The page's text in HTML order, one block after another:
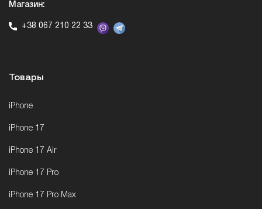
Магазин:
+38 067 210 22 33
Товары
iPhone
iPhone 17
iPhone 17 Air
iPhone 17 Pro
iPhone 17 Pro Max